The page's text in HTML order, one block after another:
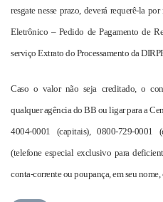
resgate nesse prazo, deverá requerê-la
Eletrônico – Pedido de Pagamento de
serviço Extrato do Processamento da
Caso o valor não seja creditado, o
qualquer agência do BB ou ligar para a
4004-0001 (capitais), 0800-729-0001
(telefone especial exclusivo para
conta-corrente ou poupança, em seu